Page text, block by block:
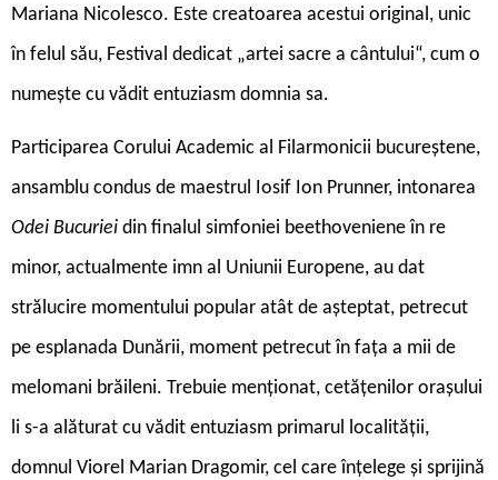
Mariana Nicolesco. Este creatoarea acestui original, unic
în felul său, Festival dedicat „artei sacre a cântului“, cum o
numește cu vădit entuziasm domnia sa.
Participarea Corului Academic al Filarmonicii bucureștene,
ansamblu condus de maestrul Iosif Ion Prunner, intonarea
Odei Bucuriei din finalul simfoniei beethoveniene în re
minor, actualmente imn al Uniunii Europene, au dat
strălucire momentului popular atât de așteptat, petrecut
pe esplanada Dunării, moment petrecut în fața a mii de
melomani brăileni. Trebuie menționat, cetățenilor orașului
li s-a alăturat cu vădit entuziasm primarul localității,
domnul Viorel Marian Dragomir, cel care înțelege și sprijină